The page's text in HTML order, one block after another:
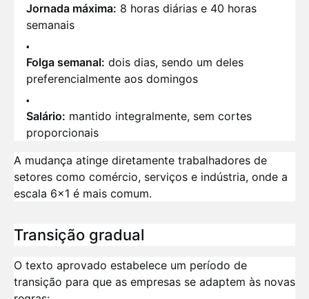
Jornada máxima: 8 horas diárias e 40 horas
semanais
Folga semanal: dois dias, sendo um deles
preferencialmente aos domingos
Salário: mantido integralmente, sem cortes
proporcionais
A mudança atinge diretamente trabalhadores de
setores como comércio, serviços e indústria, onde a
escala 6x1 é mais comum.
Transição gradual
O texto aprovado estabelece um período de
transição para que as empresas se adaptem às novas